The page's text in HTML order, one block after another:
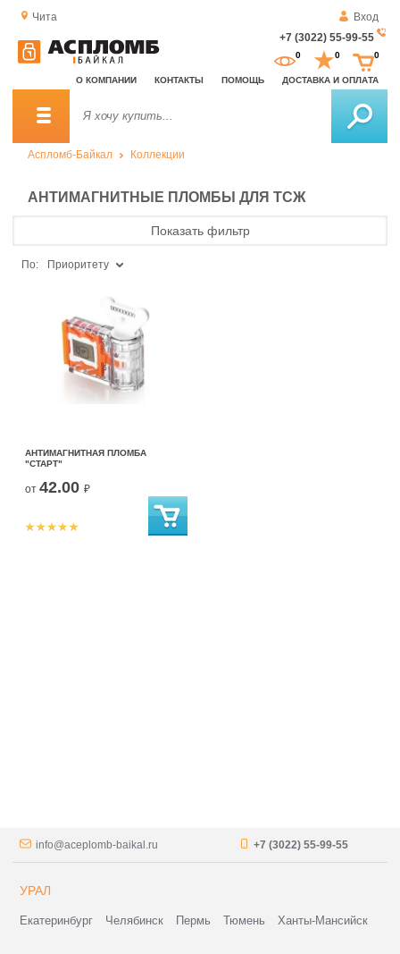
Чита
Вход
+7 (3022) 55-99-55
О КОМПАНИИ КОНТАКТЫ ПОМОЩЬ ДОСТАВКА И ОПЛАТА
0 0 0
Аспломб-Байкал Коллекции
АНТИМАГНИТНЫЕ ПЛОМБЫ ДЛЯ ТСЖ
Показать фильтр
По: Приоритету
АНТИМАГНИТНАЯ ПЛОМБА
"СТАРТ"
от 42.00 ₽
info@aceplomb-baikal.ru +7 (3022) 55-99-55
УРАЛ
Екатеринбург Челябинск Пермь Тюмень Ханты-Мансийск